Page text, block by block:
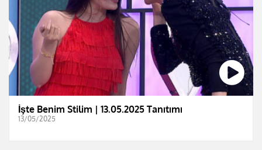
İşte Benim Stilim | 13.05.2025 Tanıtımı
13/05/2025